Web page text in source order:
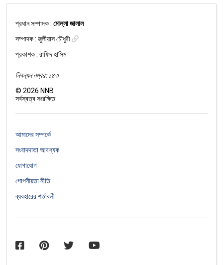
প্রধান সম্পাদক :মোল্লা জালাল
সম্পাদক :জুলীয়াস চৌধুরী
প্রকাশক : রাফিদ হাসিম
নিবন্ধন নম্বর: ১৪৩
©2026 NNB
সর্বস্বত্ব সংরক্ষিত
আমাদের সম্পর্কে
সংবাদদাতা আবশ্যক
যোগাযোগ
গোপনীয়তা নীতি
ব্যবহারের শর্তাবলী